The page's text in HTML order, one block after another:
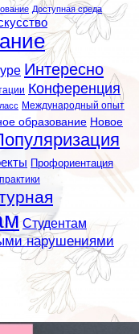
Доступная среда
Интересно
Конференция
Международный опыт
образование Новое
Профориентация
Студентам
нарушениями